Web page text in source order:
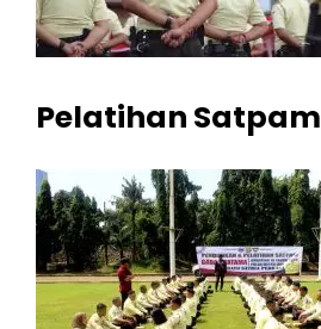
Pelatihan Satpam